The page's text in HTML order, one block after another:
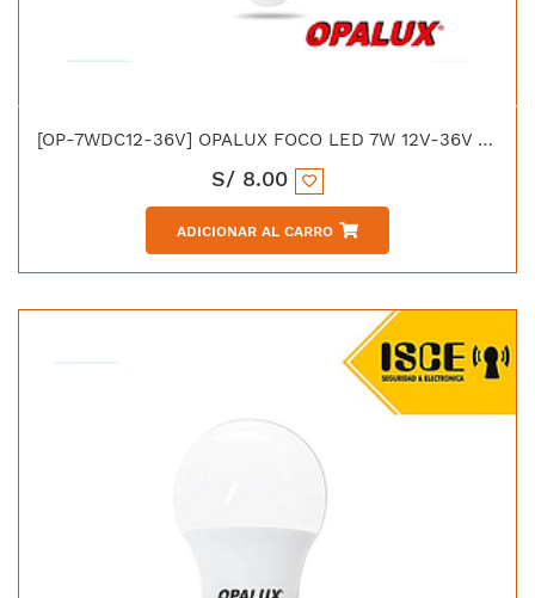
[OP-7WDC12-36V] OPALUX FOCO LED 7W 12V-36V E-27 LUZ BLANCA 665LM 6500K
S/ 8.00
ADICIONAR AL CARRO